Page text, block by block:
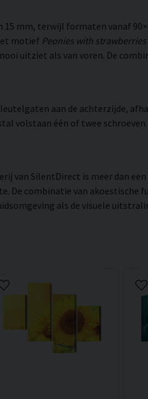
mm, terwijl formaten vanaf
motief Peonies with strawberries
uitziet als van voren. De
aan de achterzijde,
volstaan één of twee schroeven
van SilentDirect is meer dan
De combinatie van akoestische
als de visuele